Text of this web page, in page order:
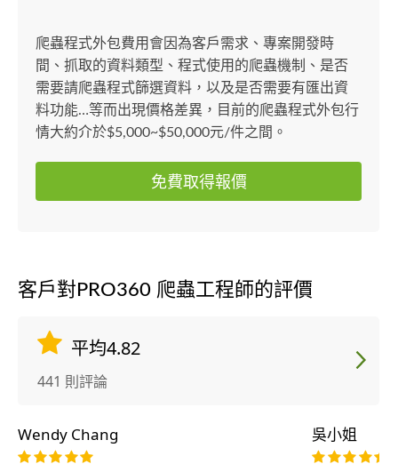
爬蟲程式外包費用會因為客戶需求、專案開發時
間、抓取的資料類型、程式使用的爬蟲機制、是否
需要請爬蟲程式篩選資料，以及是否需要有匯出資
料功能…等而出現價格差異，目前的爬蟲程式外包行
情大約介於$5,000~$50,000元/件之間。
免費取得報價
客戶對PRO360 爬蟲工程師的評價
平均4.82
441 則評論
Wendy Chang 吳小姐